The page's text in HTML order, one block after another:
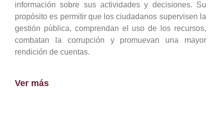
información sobre sus actividades y decisiones. Su
propósito es permitir que los ciudadanos supervisen la
gestión pública, comprendan el uso de los recursos,
combatan la corrupción y promuevan una mayor
rendición de cuentas.
Ver más